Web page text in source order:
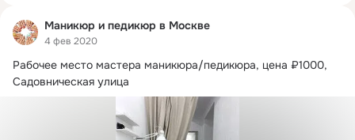
Маникюр и педикюр в Москве
4 фев 2020
Рабочее место мастера маникюра/педикюра, цена ₽1000,